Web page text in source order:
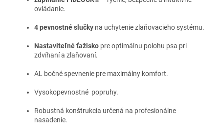
ovládanie.
4 pevnostné slučky na uchytenie zlaňovacieho systému.
Nastaviteľné ťažisko pre optimálnu polohu psa pri
zdvíhaní a zlaňovaní.
AL bočné spevnenie pre maximálny komfort.
Vysokopevnostné popruhy.
Robustná konštrukcia určená na profesionálne
nasadenie.